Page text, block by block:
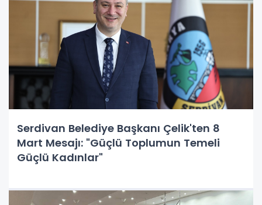
Serdivan Belediye Başkanı Çelik'ten 8
Mart Mesajı: "Güçlü Toplumun Temeli
Güçlü Kadınlar"